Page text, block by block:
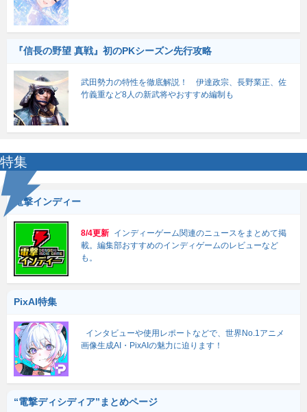
『信長の野望 真戦』初のPKシーズン先行攻略
武田勢力の特性を徹底解説！ 伊達政宗、長野業正、佐
竹義重など8人の新武将やおすすめ編制も
特集
電撃インディー
8/4更新 インディーゲーム関連のニュースをまとめて掲
載。編集部おすすめのインディゲームのレビューなど
も。
PixAI特集
インタビューや使用レポートなどで、世界No.1アニメ
画像生成AI・PixAIの魅力に迫ります！
“電撃ディシディア”まとめページ